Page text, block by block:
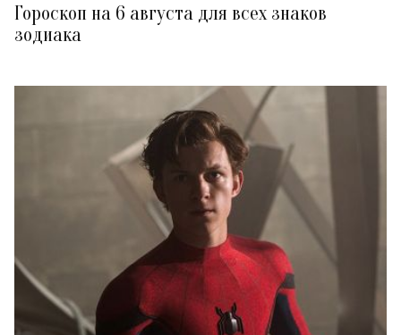
Гороскоп на 6 августа для всех знаков
зодиака